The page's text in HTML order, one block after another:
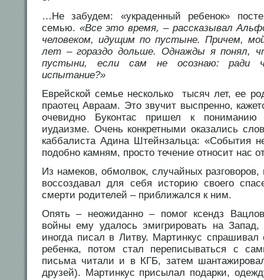
…Не забудем: «украденный ребенок»
семью. «Все это время, – рассказывал
человеком, идущим по пустыне. Причем,
лет – гораздо дольше. Однажды я понял,
пустыни, если сам не осознаю: ради
испытание?»
Еврейской семье несколько тысяч лет, ее
праотец Авраам. Это звучит выспренно,
очевидно Буконтас пришел к
иудаизме. Очень конкретными оказались
каббалиста Адина Штейнзальца: «События
подобно камням, просто течение относит нас
Из намеков, обмолвок, случайных
воссоздавал для себя историю своего
смерти родителей – приближался к ним.
Опять – неожиданно – помог ксендз
войны ему удалось эмигрировать на
иногда писал в Литву. Мартинкус спрашивал
ребенка, потом стал переписываться с
письма читали и в КГБ, затем
друзей). Мартинкус присылал подарки,